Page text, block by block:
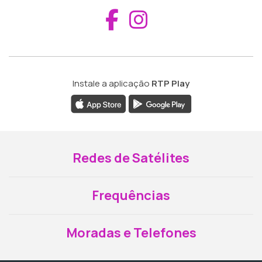
Aceder ao
Instale a aplicação RTP Play
Redes de Satélites
Frequências
Moradas e Telefones